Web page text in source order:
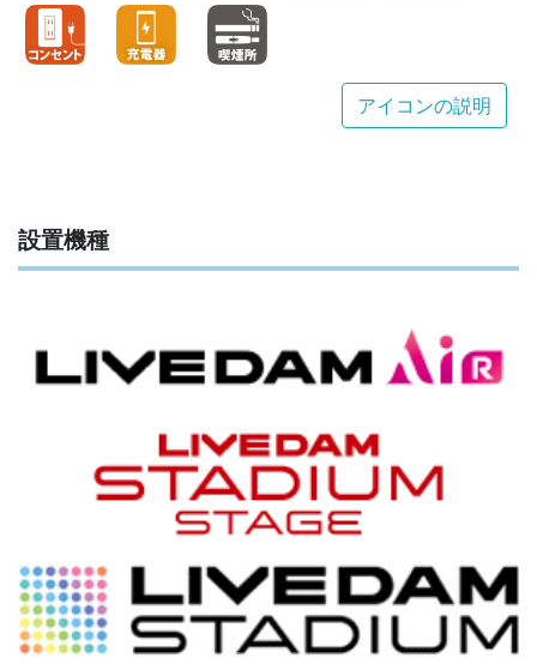
アイコンの説明
設置機種